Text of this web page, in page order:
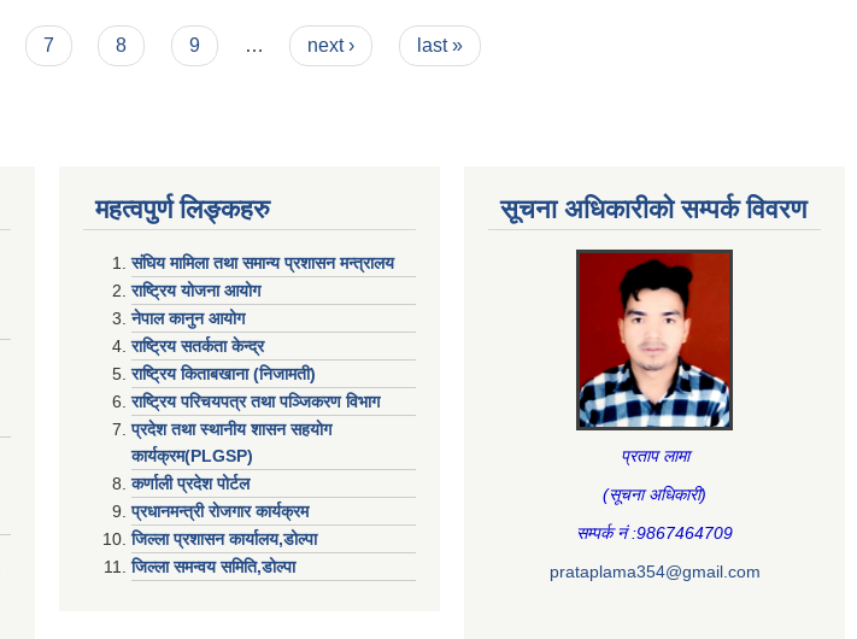
7 8 9 … next › last »
महत्वपुर्ण लिङ्कहरु
संघिय मामिला तथा समान्य प्रशासन मन्त्रालय
राष्ट्रिय योजना आयोग
नेपाल कानुन आयोग
राष्ट्रिय सतर्कता केन्द्र
राष्ट्रिय किताबखाना (निजामती)
राष्ट्रिय परिचयपत्र तथा पञ्जिकरण विभाग
प्रदेश तथा स्थानीय शासन सहयाेग
कार्यक्रम(PLGSP)
कर्णाली प्रदेश पोर्टल
प्रधानमन्त्री राेजगार कार्यक्रम
जिल्ला प्रशासन कार्यालय,डोल्पा
जिल्ला समन्वय समिति,डोल्प
सूचना अधिकारीकाे सम्पर्क विवरण
प्रताप लामा
(सूचना अधिकारी)
सम्पर्क नं :9867464709
prataplama354@gmail.com